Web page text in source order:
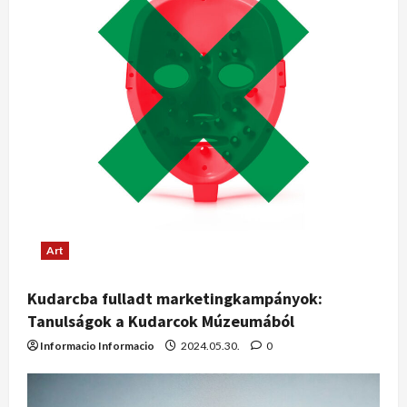
Art
Kudarcba fulladt marketingkampányok:
Tanulságok a Kudarcok Múzeumából
Informacio Informacio 2024.05.30. 0